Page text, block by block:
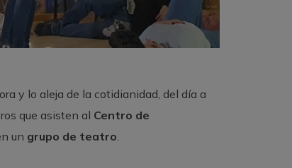
y lo aleja de la cotidianidad, del día a
que asisten al Centro de
un grupo de teatro